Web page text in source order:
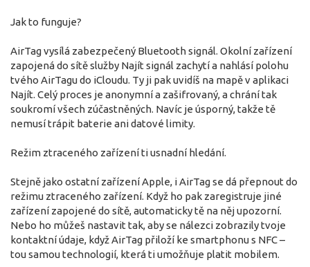
Jak to funguje?
AirTag vysílá zabezpečený Bluetooth signál. Okolní zařízení
zapojená do sítě služby Najít signál zachytí a nahlásí polohu
tvého AirTagu do iCloudu. Ty ji pak uvidíš na mapě v aplikaci
Najít. Celý proces je anonymní a zašifrovaný, a chrání tak
soukromí všech zúčastněných. Navíc je úsporný, takže tě
nemusí trápit baterie ani datové limity.
Režim ztraceného zařízení ti usnadní hledání.
Stejně jako ostatní zařízení Apple, i AirTag se dá přepnout do
režimu ztraceného zařízení. Když ho pak zaregistruje jiné
zařízení zapojené do sítě, automaticky tě na něj upozorní.
Nebo ho můžeš nastavit tak, aby se nálezci zobrazily tvoje
kontaktní údaje, když AirTag přiloží ke smartphonu s NFC –
tou samou technologií, která ti umožňuje platit mobilem.